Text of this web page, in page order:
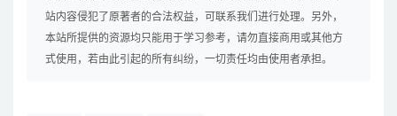
站内容侵犯了原著者的合法权益，可联系我们进行处理。另外，
本站所提供的资源均只能用于学习参考，请勿直接商用或其他方
式使用，若由此引起的所有纠纷，一切责任均由使用者承担。